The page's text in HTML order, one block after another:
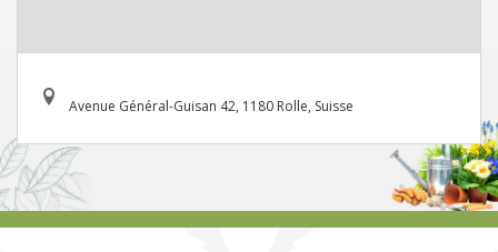
Avenue Général-Guisan 42, 1180 Rolle, Suisse